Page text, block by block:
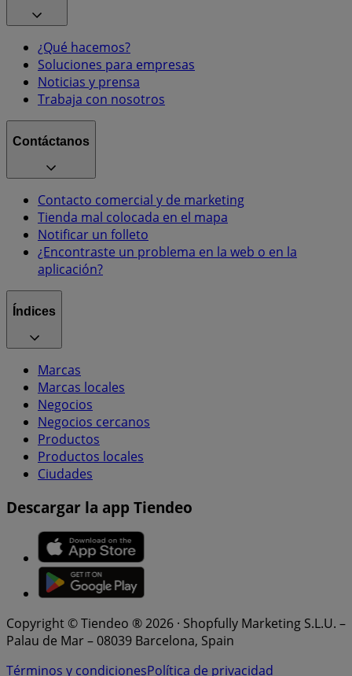
¿Qué hacemos?
Soluciones para empresas
Noticias y prensa
Trabaja con nosotros
Contáctanos
Contacto comercial y de marketing
Tienda mal colocada en el mapa
Notificar un folleto
¿Encontraste un problema en la web o en la
aplicación?
Índices
Marcas
Marcas locales
Negocios
Negocios cercanos
Productos
Productos locales
Ciudades
Descargar la app Tiendeo
Copyright © Tiendeo ® 2026 · Shopfully Marketing S.L.U. –
Palau de Mar – 08039 Barcelona, Spain
Términos y condicionesPolítica de privacidad